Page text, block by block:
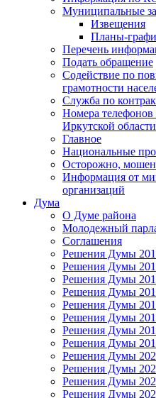
Муниципальные
Извещения
Планы-
Перечень
Подать обращение
Содействие по
грамотности
Служба по
Номера
Иркутской области
Главное
Национальные
Осторожно,
Информация от
организаций
Дума
О Думе района
Молодежный
Соглашения
Решения Думы
Решения Думы
Решения Думы
Решения Думы
Решения Думы
Решения Думы
Решения Думы
Решения Думы
Решения Думы
Решения Думы
Решения Думы
Решения Думы